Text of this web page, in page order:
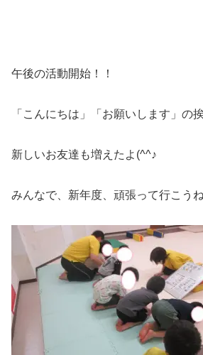
午後の活動開始！！
「こんにちは」「お願いします」の
新しいお友達も増えたよ(^^♪
みんなで、新年度、頑張って行こう